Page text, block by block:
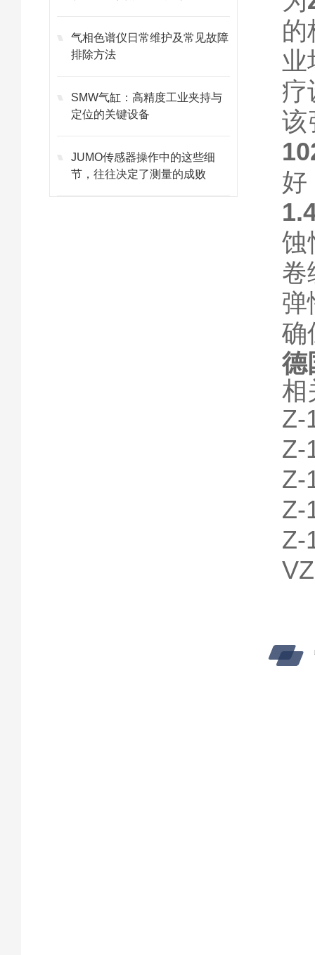
气相色谱仪日常维护及常见故障
排除方法
SMW气缸：高精度工业夹持与
定位的关键设备
JUMO传感器操作中的这些细
节，往往决定了测量的成败
的
业
疗
该
蚀
卷
弹
确
德
相
Z-
Z-
Z-
Z-
Z-